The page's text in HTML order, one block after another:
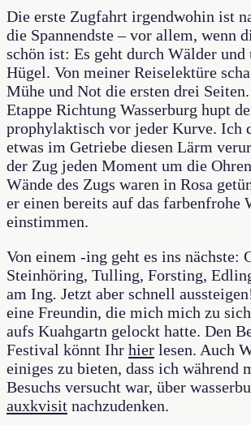
Die erste Zugfahrt irgendwohin ist
die Spannendste – vor allem, wenn
schön ist: Es geht durch Wälder und
Hügel. Von meiner Reiselektüre
Mühe und Not die ersten drei
Etappe Richtung Wasserburg hupt
prophylaktisch vor jeder Kurve. Ich
etwas im Getriebe diesen Lärm
der Zug jeden Moment um die
Wände des Zugs waren in Rosa
er einen bereits auf das farbenfrohe
einstimmen.
Von einem -ing geht es ins nächste:
Steinhöring, Tulling, Forsting,
am Ing. Jetzt aber schnell
eine Freundin, die mich mich zu
aufs Kuahgartn gelockt hatte. Den
Festival könnt Ihr hier lesen. Auch
einiges zu bieten, dass ich während
Besuchs versucht war, über
auxkvisit nachzudenken.